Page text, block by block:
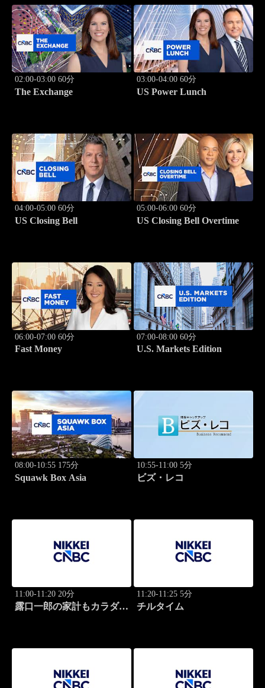
02:00-03:00 60分
The Exchange
03:00-04:00 60分
US Power Lunch
04:00-05:00 60分
US Closing Bell
05:00-06:00 60分
US Closing Bell Overtime
06:00-07:00 60分
Fast Money
07:00-08:00 60分
U.S. Markets Edition
08:00-10:55 175分
Squawk Box Asia
10:55-11:00 5分
ビズ・レコ
11:00-11:20 20分
露口一郎の家計もカラダも
11:20-11:25 5分
チルタイム